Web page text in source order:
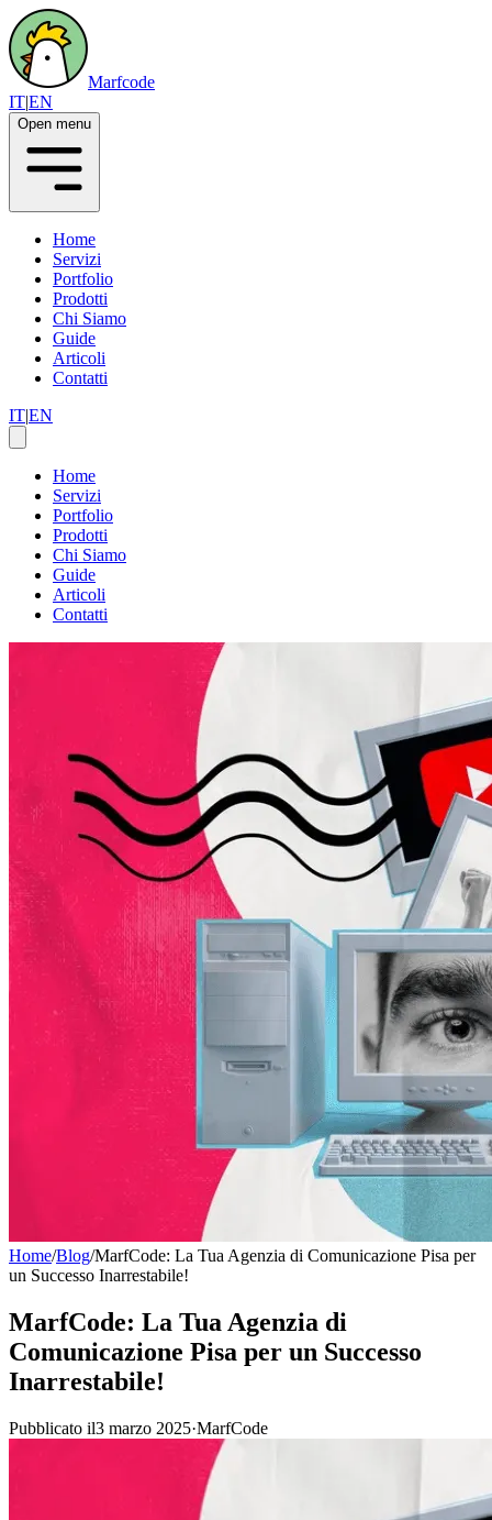
Marfcode
IT|EN
Open menu
Home
Servizi
Portfolio
Prodotti
Chi Siamo
Guide
Articoli
Contatti
IT|EN
Home
Servizi
Portfolio
Prodotti
Chi Siamo
Guide
Articoli
Contatti
Home/Blog/MarfCode: La Tua Agenzia di Comunicazione Pisa per
un Successo Inarrestabile!
MarfCode: La Tua Agenzia di
Comunicazione Pisa per un Successo
Inarrestabile!
Pubblicato il3 marzo 2025·MarfCode